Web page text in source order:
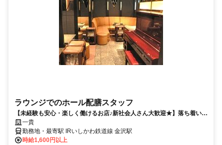
ラウンジでのホール配膳スタッフ
【未経験も安心・楽しく働けるお店♪新社会人さん大歓迎★】落ち着いた
環境で気軽に安心して働けるお店
一貴
勤務地・最寄駅 IRいしかわ鉄道線 金沢駅
時給1,600円以上